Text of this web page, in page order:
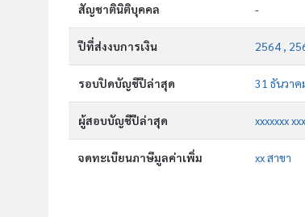
สัญชาตินิติบุคคล -
ปีที่ส่งงบการเงิน 2564 ,
รอบปิดบัญชีปีล่าสุด 31 ธันวา
ผู้สอบบัญชีปีล่าสุด xxxxxxx
จดทะเบียนภาษีมูลค่าเพิ่ม xx สาขา